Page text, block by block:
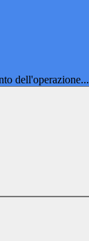
dell'operazione...